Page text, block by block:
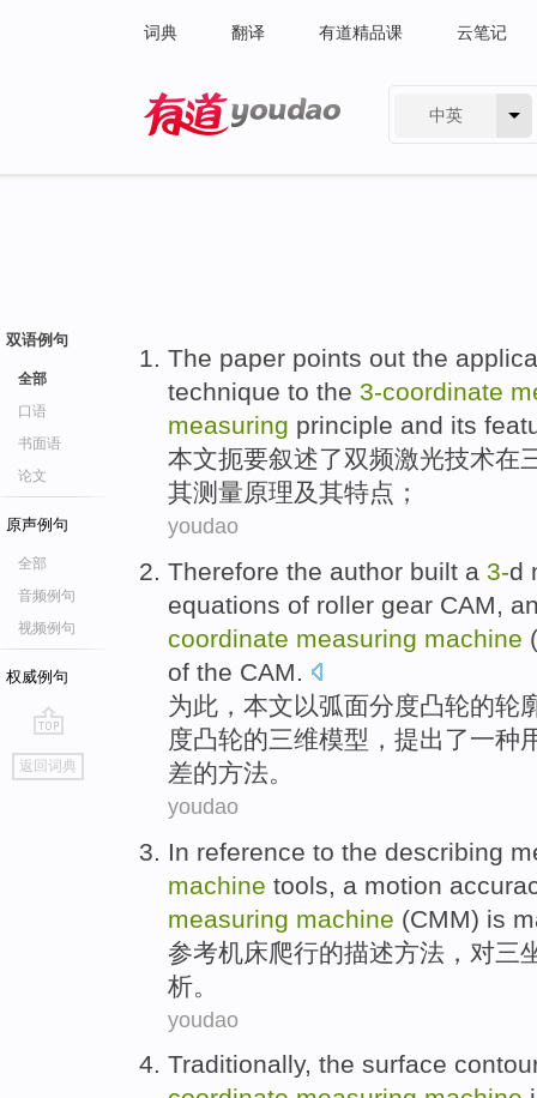
词典 翻译 有道精品课 云笔记
中英
双语例句
全部
口语
书面语
论文
原声例句
全部
音频例句
视频例句
权威例句
go
top
返回词典
The paper points out the
technique to the 3-coordinate
measuring principle and its
本文扼要叙述了双频激光技术在
其测量原理及其特点；
youdao
Therefore the author built a 3-d
equations of roller gear CAM,
coordinate measuring machine
of the CAM.
为此 ， 本文以弧面分度凸轮的轮
度凸轮的三维模型 ， 提出了一种
差的方法。
youdao
In reference to the describing
machine tools, a motion
measuring machine (CMM) is
参考机床爬行的描述方法 ，对三
析。
youdao
Traditionally, the surface